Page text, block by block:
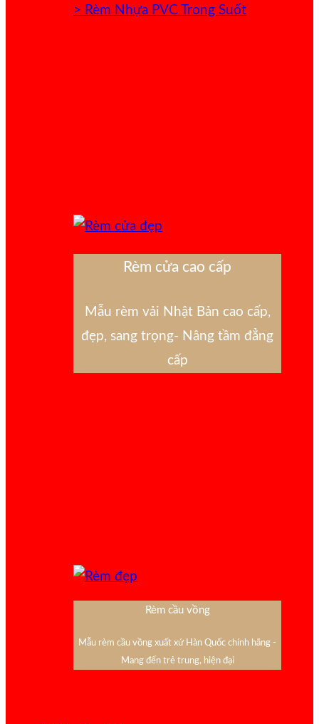
> Rèm Nhựa PVC Trong Suốt
Rèm cửa cao cấp
Mẫu rèm vải Nhật Bản cao cấp,
đẹp, sang trọng- Nâng tầm đẳng
cấp
Rèm cầu vồng
Mẫu rèm cầu vồng xuất xứ Hàn Quốc chính hãng -
Mang đến trẻ trung, hiện đại